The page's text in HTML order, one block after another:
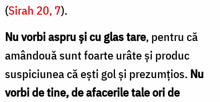
(Sirah 20, 7).
Nu vorbi aspru și cu glas tare, pentru că
amândouă sunt foarte urâte și produc
suspiciunea că ești gol și prezumțios. Nu
vorbi de tine, de afacerile tale ori de